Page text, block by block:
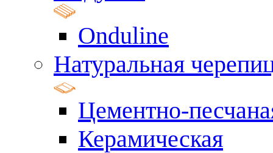
Onduline
Натуральная
Цементно-
Керамическая